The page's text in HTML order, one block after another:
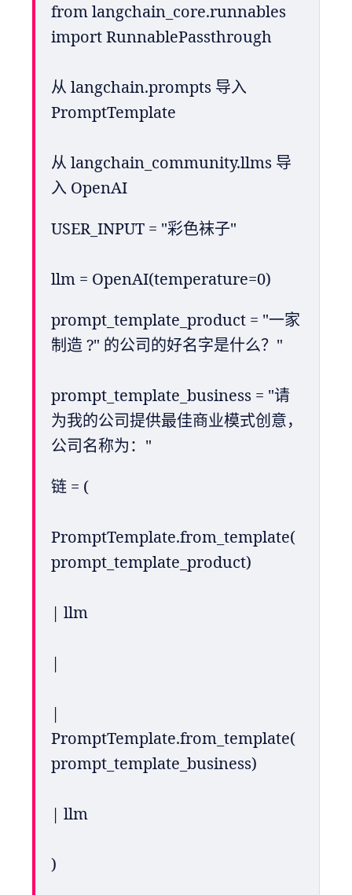
from langchain_core.runnables
import RunnablePassthrough
从 langchain.prompts 导入
PromptTemplate
从 langchain_community.llms 导
入 OpenAI
USER_INPUT = "彩色袜子"
llm = OpenAI(temperature=0)
prompt_template_product = "一家
制造 ?" 的公司的好名字是什么？"
prompt_template_business = "请
为我的公司提供最佳商业模式创意，
公司名称为："
链 = (
PromptTemplate.from_template(
prompt_template_product)
| llm
|
|
PromptTemplate.from_template(
prompt_template_business)
| llm
)